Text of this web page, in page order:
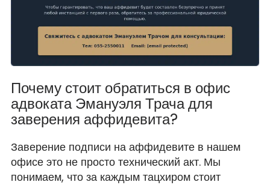
Почему стоит обратиться в офис
адвоката Эмануэля Трача для
заверения аффидевита?
Заверение подписи на аффидевите в нашем
офисе это не просто технический акт. Мы
понимаем, что за каждым тацхиром стоит